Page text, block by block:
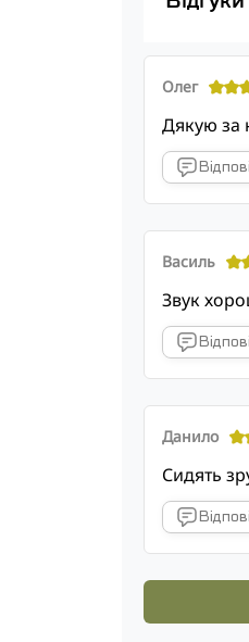
Олег
Дякую за
Василь
Звук
Данило
Сидять